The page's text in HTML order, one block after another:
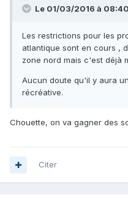
Le 01/03/2016 à
Les restrictions pour les
atlantique sont en cours ,
zone nord mais c'est déjà
Aucun doute qu'il y aura
récréative.
Chouette, on va gagner des
Citer